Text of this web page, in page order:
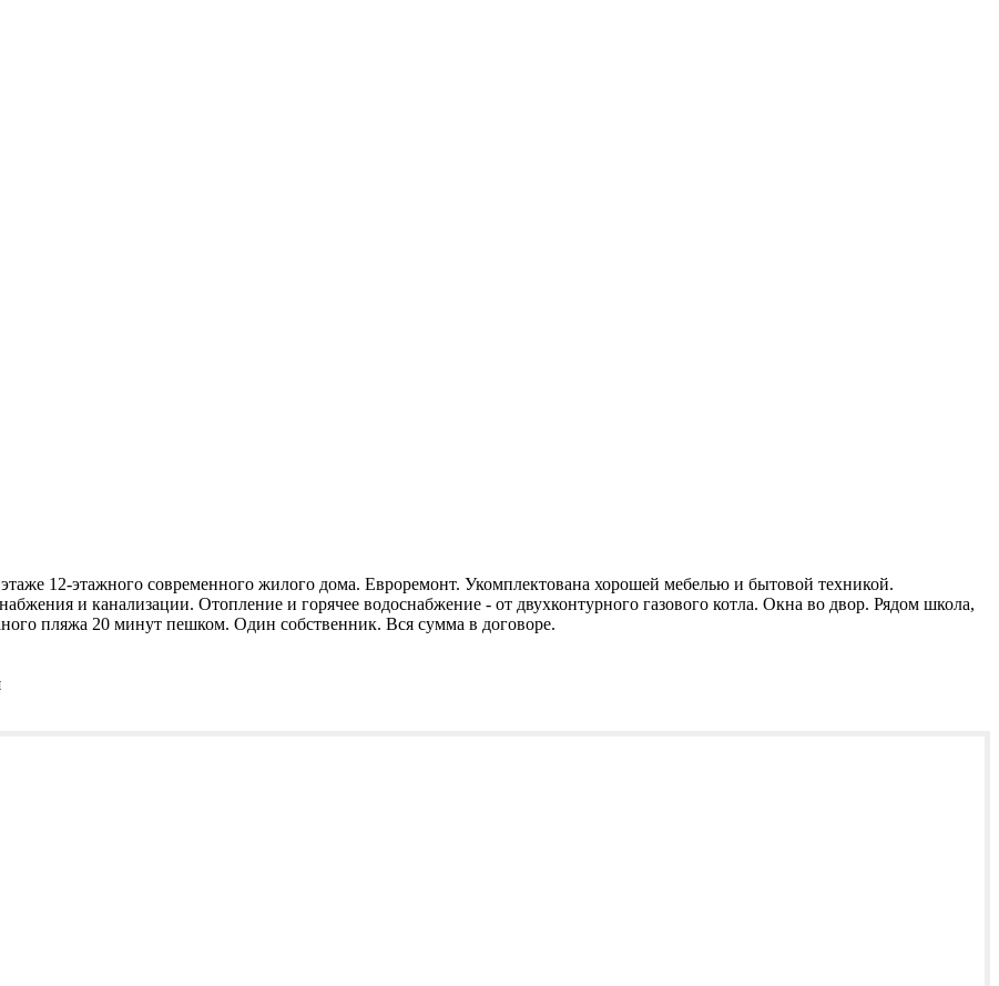
12-этажного современного жилого дома. Евроремонт. Укомплектована хорошей мебелью и бытовой техникой.
и канализации. Отопление и горячее водоснабжение - от двухконтурного газового котла. Окна во двор. Рядом школа,
пляжа 20 минут пешком. Один собственник. Вся сумма в договоре.